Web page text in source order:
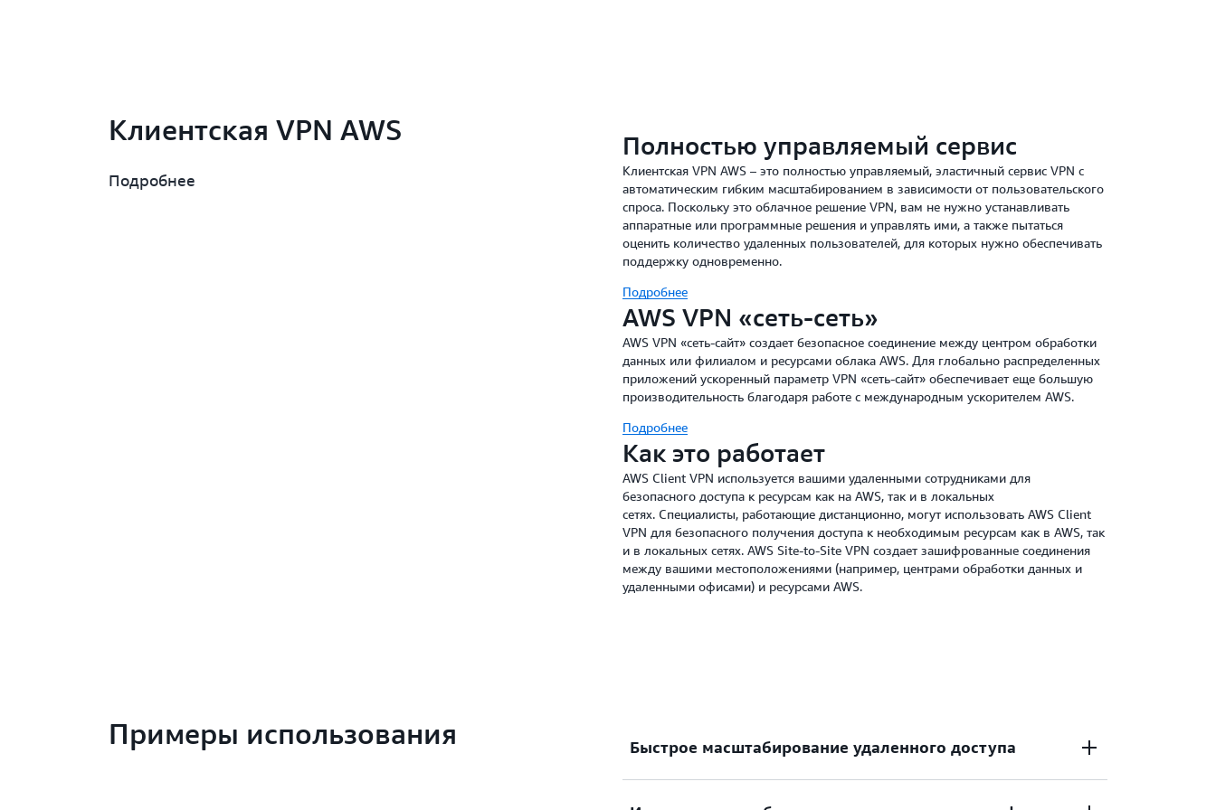
Клиентская VPN AWS
Подробнее
Полностью управляемый сервис
Клиентская VPN AWS – это полностью управляемый, эластичный сервис VPN с
автоматическим гибким масштабированием в зависимости от пользовательского
спроса. Поскольку это облачное решение VPN, вам не нужно устанавливать
аппаратные или программные решения и управлять ими, а также пытаться
оценить количество удаленных пользователей, для которых нужно обеспечивать
поддержку одновременно.
Подробнее
AWS VPN «сеть-сеть»
AWS VPN «сеть-сайт» создает безопасное соединение между центром обработки
данных или филиалом и ресурсами облака AWS. Для глобально распределенных
приложений ускоренный параметр VPN «сеть-сайт» обеспечивает еще большую
производительность благодаря работе с международным ускорителем AWS.
Подробнее
Как это работает
AWS Client VPN используется вашими удаленными сотрудниками для
безопасного доступа к ресурсам как на AWS, так и в локальных
сетях. Специалисты, работающие дистанционно, могут использовать AWS Client
VPN для безопасного получения доступа к необходимым ресурсам как в AWS, так
и в локальных сетях. AWS Site-to-Site VPN создает зашифрованные соединения
между вашими местоположениями (например, центрами обработки данных и
удаленными офисами) и ресурсами AWS.
Примеры использования Быстрое масштабирование удаленного доступа